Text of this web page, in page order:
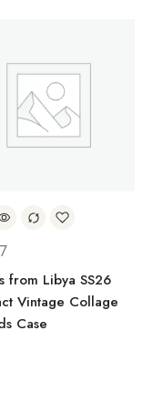
from Libya SS26
Vintage Collage
Case